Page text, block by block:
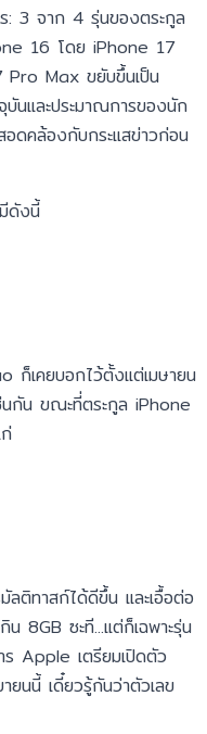
: 3 จาก 4 รุ่นของตระกูล
16 โดย iPhone 17
Max ขยับขึ้นเป็น
นและประมาณการของนัก
อดคล้องกับกระแสข่าวก่อน
ดังนี้
ก็เคยบอกไว้ตั้งแต่เมษายน
กัน ขณะที่ตระกูล iPhone
ติทาสก์ได้ดีขึ้น และเอื้อต่อ
8GB ซะที...แต่ก็เฉพาะรุ่น
Apple เตรียมเปิดตัว
นนี้ เดี๋ยวรู้กันว่าตัวเลข